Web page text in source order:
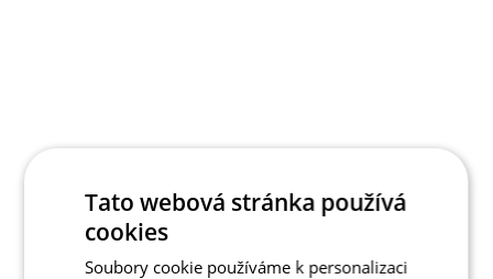
Tato webová stránka používá
cookies
Soubory cookie používáme k personalizaci